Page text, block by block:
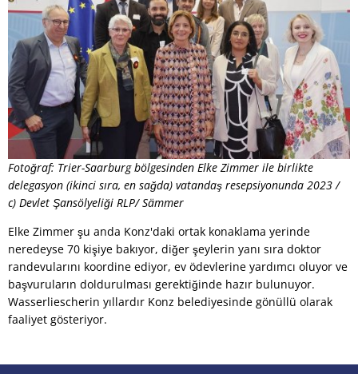
Fotoğraf: Trier-Saarburg bölgesinden Elke Zimmer ile birlikte
delegasyon (ikinci sıra, en sağda) vatandaş resepsiyonunda 2023 /
c) Devlet Şansölyeliği RLP/ Sämmer
Elke Zimmer şu anda Konz'daki ortak konaklama yerinde
neredeyse 70 kişiye bakıyor, diğer şeylerin yanı sıra doktor
randevularını koordine ediyor, ev ödevlerine yardımcı oluyor ve
başvuruların doldurulması gerektiğinde hazır bulunuyor.
Wasserliescherin yıllardır Konz belediyesinde gönüllü olarak
faaliyet gösteriyor.